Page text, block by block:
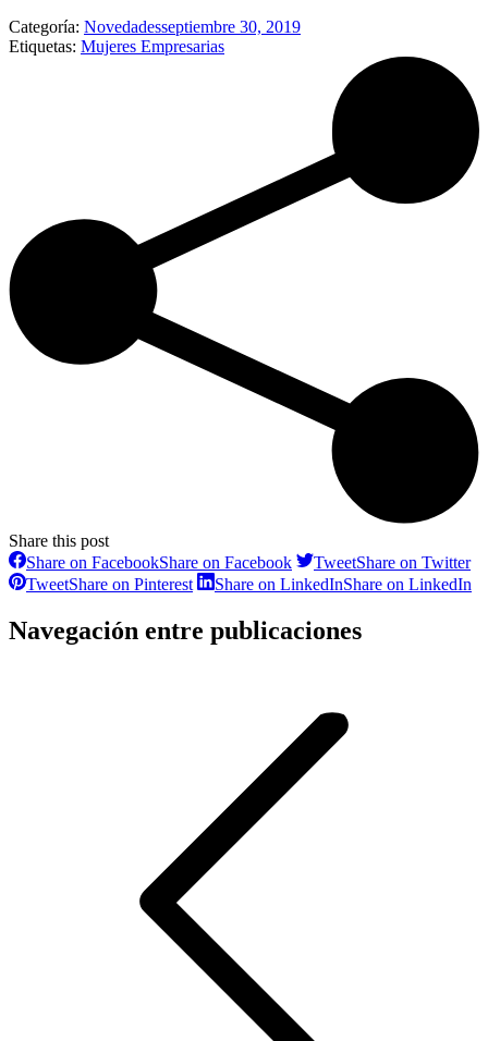
Categoría: Novedadesseptiembre 30, 2019
Etiquetas: Mujeres Empresarias
Share this post
Share on FacebookShare on Facebook TweetShare on Twitter
TweetShare on Pinterest Share on LinkedInShare on LinkedIn
Navegación entre publicaciones